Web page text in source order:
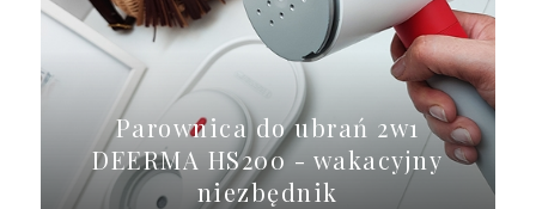
Parownica do ubrań 2w1
DEERMA HS200 - wakacyjny
niezbędnik